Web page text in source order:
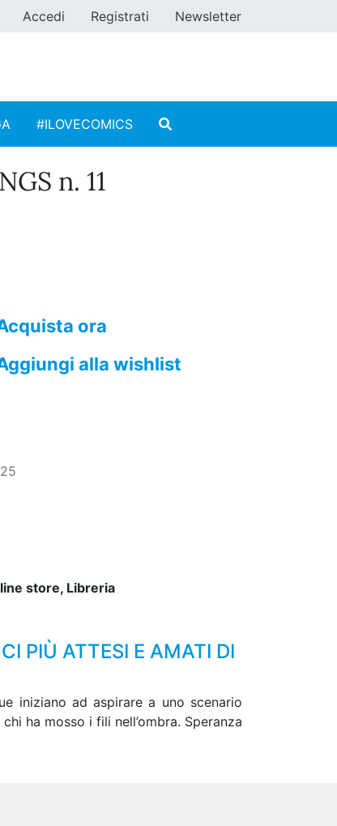
Accedi Registrati Newsletter
#ILOVECOMICS
n. 11
ora
alla wishlist
store, Libreria
PIÙ ATTESI E AMATI DI
iniziano ad aspirare a uno scenario
ha mosso i fili nell’ombra. Speranza